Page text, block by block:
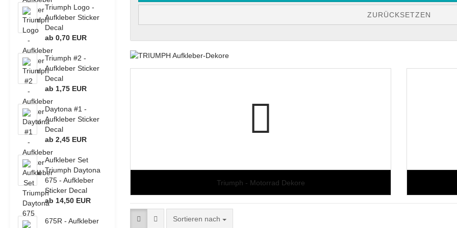
Fan Sticker
MV Agusta Scheinwerfer Sticker
Yamaha Scheinwerfer Sticker
BMW - Aufkleber Sticker
DUCATI - Aufkleber Sticker
Ducati - IntactGP (MotoE)
Kawasaki - Aufkleber Sticker
Kawasaki Stompgrip
KTM Stompgrip
MV Agusta Stompgrip
OHVALE Stompgrip
Suzuki Stompgrip
Triumph Stompgrip
Yamaha Stompgrip
Stompgrip Zubehör
KTM Template
Suzuki Template
Triumph Template
Yamaha Template
Yamaha Dirtbike - Template
ZURÜCKSETZEN
Triumph - Motorrad Dekore
Sortieren nach
Triumph Logo -
Aufkleber Sticker
Decal
ab 0,70 EUR
Triumph #2 -
Aufkleber Sticker
Decal
ab 1,75 EUR
Daytona #1 -
Aufkleber Sticker
Decal
ab 2,45 EUR
Aufkleber Set
Triumph Daytona
675 - Aufkleber
Sticker Decal
ab 14,50 EUR
675R - Aufkleber